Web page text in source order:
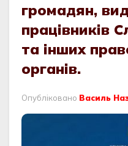
громадян,
працівників
та інших
органів.
Опубліковано Василь